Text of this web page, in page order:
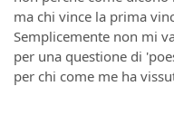
ma chi vince la prima
Semplicemente non mi
per una questione di
per chi come me ha